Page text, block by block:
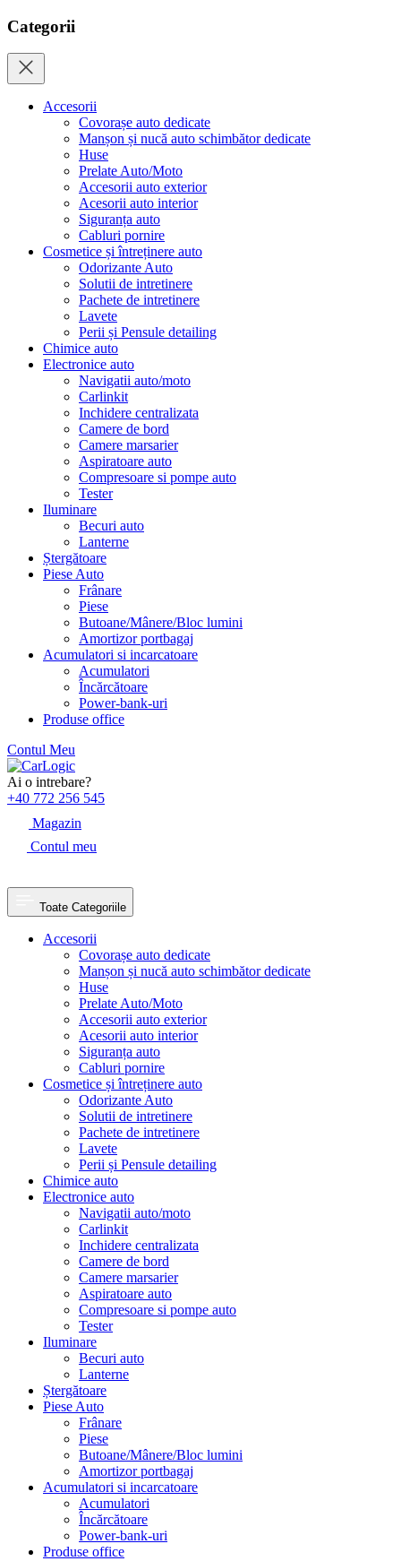
Categorii
Accesorii
Covorașe auto dedicate
Manșon și nucă auto schimbător dedicate
Huse
Prelate Auto/Moto
Accesorii auto exterior
Acesorii auto interior
Siguranța auto
Cabluri pornire
Cosmetice și întreținere auto
Odorizante Auto
Solutii de intretinere
Pachete de intretinere
Lavete
Perii și Pensule detailing
Chimice auto
Electronice auto
Navigatii auto/moto
Carlinkit
Inchidere centralizata
Camere de bord
Camere marsarier
Aspiratoare auto
Compresoare si pompe auto
Tester
Iluminare
Becuri auto
Lanterne
Ștergătoare
Piese Auto
Frânare
Piese
Butoane/Mânere/Bloc lumini
Amortizor portbagaj
Acumulatori si incarcatoare
Acumulatori
Încărcătoare
Power-bank-uri
Produse office
Contul Meu
Skip
to
content
Ai o intrebare?
+40 772 256 545
Magazin
Contul meu
Toate Categoriile
Accesorii
Covorașe auto dedicate
Manșon și nucă auto schimbător dedicate
Huse
Prelate Auto/Moto
Accesorii auto exterior
Acesorii auto interior
Siguranța auto
Cabluri pornire
Cosmetice și întreținere auto
Odorizante Auto
Solutii de intretinere
Pachete de intretinere
Lavete
Perii și Pensule detailing
Chimice auto
Electronice auto
Navigatii auto/moto
Carlinkit
Inchidere centralizata
Camere de bord
Camere marsarier
Aspiratoare auto
Compresoare si pompe auto
Tester
Iluminare
Becuri auto
Lanterne
Ștergătoare
Piese Auto
Frânare
Piese
Butoane/Mânere/Bloc lumini
Amortizor portbagaj
Acumulatori si incarcatoare
Acumulatori
Încărcătoare
Power-bank-uri
Produse office